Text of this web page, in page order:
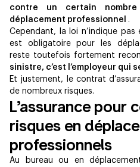
contre un certain
déplacement professionnel .
Cependant, la loi n’indique pas
est obligatoire pour les
reste toutefois fortement
sinistre, c’est l’employeur qui
Et justement, le contrat
de nombreux risques.
L’assurance pour
risques en
professionnels
Au bureau ou en